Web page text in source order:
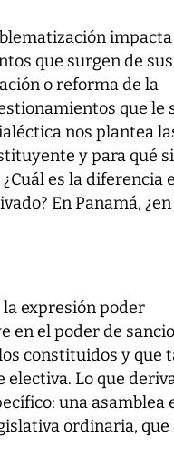
que surgen de sus
o reforma de la
que le
nos plantea
y para qué
es la diferencia
En Panamá, ¿en
la expresión poder
en el poder de
constituidos y que
Lo que
una asamblea
ordinaria,